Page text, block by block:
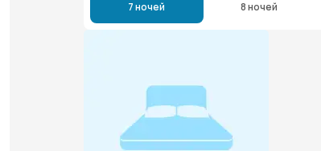
7 ночей 8 ночей